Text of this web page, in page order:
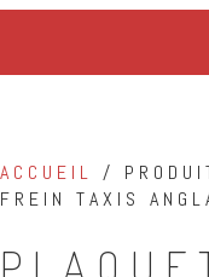
ACCUEIL /
FREIN TAXIS